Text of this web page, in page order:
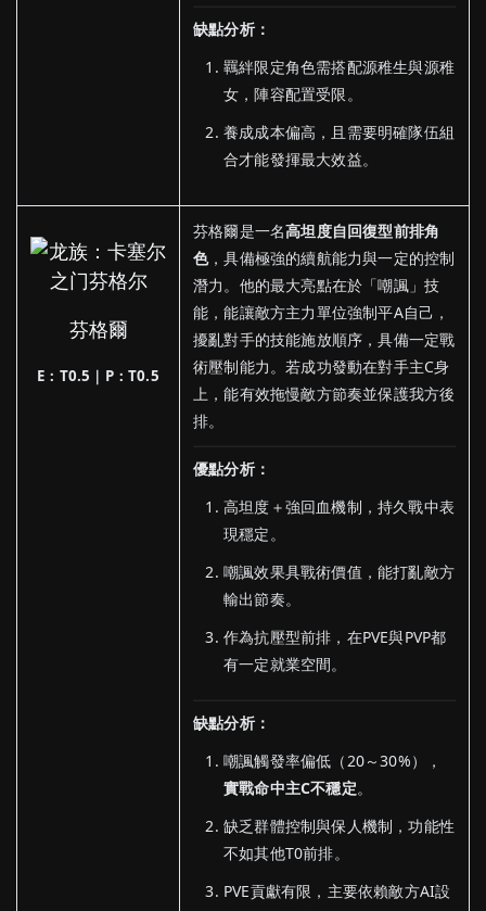
缺點分析：
羈絆限定角色需搭配源稚生與源稚
女，陣容配置受限。
養成成本偏高，且需要明確隊伍組
合才能發揮最大效益。
芬格爾
E：T0.5｜P：T0.5
芬格爾是一名高坦度自回復型前排角
色，具備極強的續航能力與一定的控制
潛力。他的最大亮點在於「嘲諷」技
能，能讓敵方主力單位強制平A自己，
擾亂對手的技能施放順序，具備一定戰
術壓制能力。若成功發動在對手主C身
上，能有效拖慢敵方節奏並保護我方後
排。
優點分析：
高坦度＋強回血機制，持久戰中表
現穩定。
嘲諷效果具戰術價值，能打亂敵方
輸出節奏。
作為抗壓型前排，在PVE與PVP都
有一定就業空間。
缺點分析：
嘲諷觸發率偏低（20～30%），
實戰命中主C不穩定。
缺乏群體控制與保人機制，功能性
不如其他T0前排。
PVE貢獻有限，主要依賴敵方AI設